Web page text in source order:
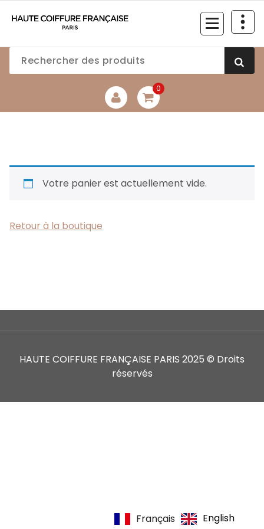
0
Votre panier est actuellement vide.
Retour à la boutique
HAUTE COIFFURE FRANÇAISE PARIS 2025 © Droits
réservés
Français English